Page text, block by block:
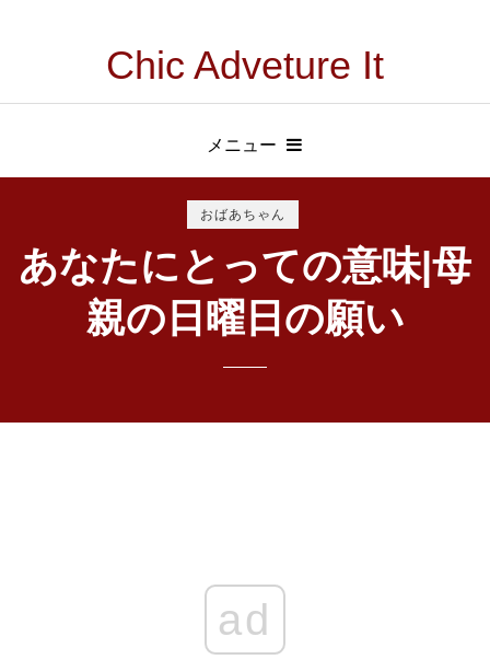
Chic Adveture It
メニュー
おばあちゃん
あなたにとっての意味|母
親の日曜日の願い
ad